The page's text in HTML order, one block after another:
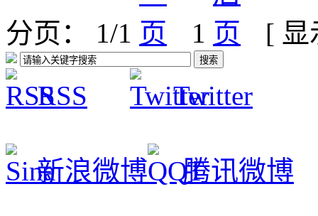
分页： 1/1 1 [
RSS Twitter
新浪微博 腾讯微博